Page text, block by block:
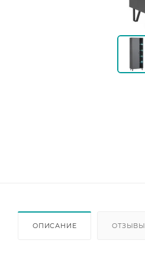
ОПИСАНИЕ ОТЗЫВЫ